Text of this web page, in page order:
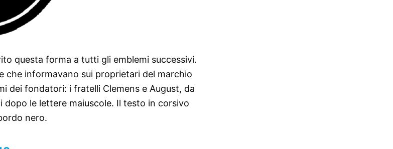
questa forma a tutti gli emblemi successivi.
che informavano sui proprietari del marchio
dei fondatori: i fratelli Clemens e August, da
dopo le lettere maiuscole. Il testo in corsivo
nero.